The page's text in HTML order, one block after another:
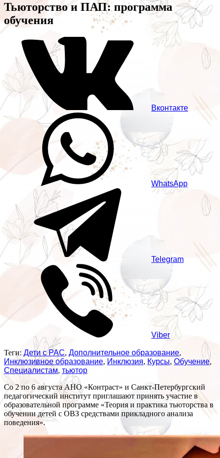
Тьюторство и ПАП: программа
обучения
Вконтакте
WhatsApp
Telegram
Viber
Теги: Дети с РАС, Дополнительное образование,
Инклюзивное образование, Инклюзия, Курсы, Обучение,
Специалистам, тьютор
Со 2 по 6 августа АНО «Контраст» и Санкт-Петербургский
педагогический институт приглашают принять участие в
образовательной программе «Теория и практика тьюторства в
обучении детей с ОВЗ средствами прикладного анализа
поведения».